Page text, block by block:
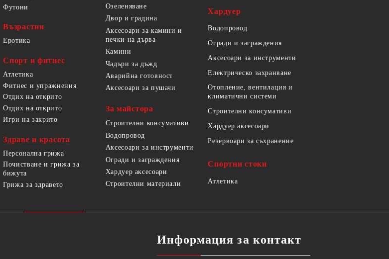
Футони
Възрастни
Еротика
Спорт и фитнес
Атлетика
Фитнес и упражнения
Отдих на открито
Отдих на открито
Игри на закрито
Здраве и красота
Персонална грижа
Почистване и грижа за
бижута
Грижа за здравето
Озеленяване
Двор и градина
Аксесоари за камини и
печки на дърва
Камини
Чадъри за дъжд
Аварийна готовност
Аксесоари за пушачи
За майстора
Строителни консумативи
Водопровод
Аксесоари за инструменти
Огради и заграждения
Хардуер аксесоари
Строителни материали
Хардуер
Водопровод
Огради и заграждения
Аксесоари за инструменти
Електрическо захранване
Отопление, вентилация и
климатични системи
Строителни консумативи
Хардуер аксесоари
Резервоари за съхранение
Спортни стоки
Атлетика
Информация за контакт